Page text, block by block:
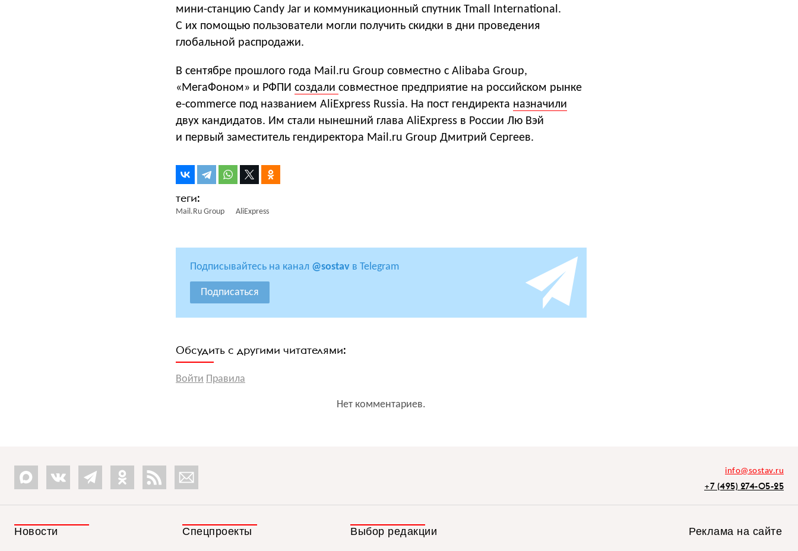
мини-станцию Candy Jar и коммуникационный спутник Tmall International.
С их помощью пользователи могли получить скидки в дни проведения
глобальной распродажи.
В сентябре прошлого года Mail.ru Group совместно с Alibaba Group,
«МегаФоном» и РФПИ создали совместное предприятие на российском рынке
e-commerce под названием AliExpress Russia. На пост гендиректа назначили
двух кандидатов. Им стали нынешний глава AliExpress в России Лю Вэй
и первый заместитель гендиректора Mail.ru Group Дмитрий Сергеев.
Mail.Ru Group AliExpress
Подписывайтесь на канал @sostav в Telegram
Подписаться
Обсудить с другими читателями:
Войти Правила
Нет комментариев.
info@sostav.ru
+7 (495) 274-05-25
Новости Спецпроекты Выбор редакции Реклама на сайте